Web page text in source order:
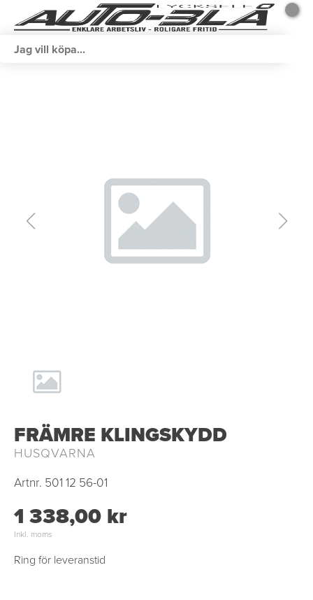
FRÄMRE KLINGSKYDD
HUSQVARNA
Artnr. 501 12 56-01
1 338,00 kr
Inkl. moms
Ring för leveranstid